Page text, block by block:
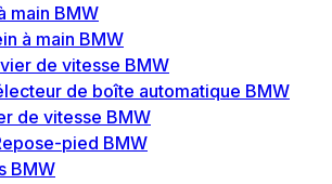
main BMW
à main BMW
de vitesse BMW
de boîte automatique BMW
de vitesse BMW
pied BMW
BMW